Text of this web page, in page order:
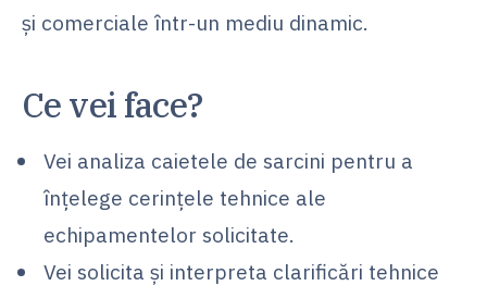
și comerciale într-un mediu dinamic.
Ce vei face?
Vei analiza caietele de sarcini pentru a
înțelege cerințele tehnice ale
echipamentelor solicitate.
Vei solicita și interpreta clarificări tehnice